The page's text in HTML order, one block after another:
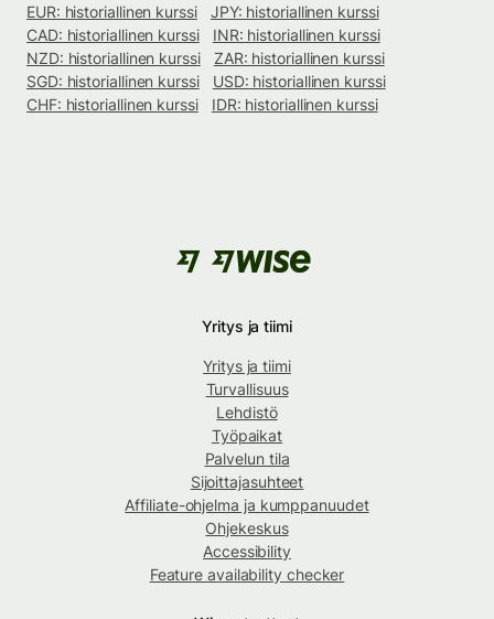
EUR: historiallinen kurssi
JPY: historiallinen kurssi
CAD: historiallinen kurssi
INR: historiallinen kurssi
NZD: historiallinen kurssi
ZAR: historiallinen kurssi
SGD: historiallinen kurssi
USD: historiallinen kurssi
CHF: historiallinen kurssi
IDR: historiallinen kurssi
Yritys ja tiimi
Yritys ja tiimi
Turvallisuus
Lehdistö
Työpaikat
Palvelun tila
Sijoittajasuhteet
Affiliate-ohjelma ja kumppanuudet
Ohjekeskus
Accessibility
Feature availability checker